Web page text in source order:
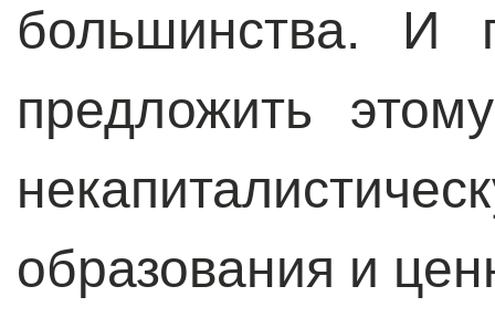
большинства. И
предложить
образования и